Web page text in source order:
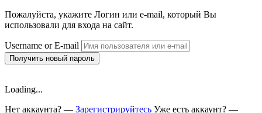
Пожалуйста, укажите Логин или e-mail, который Вы
использовали для входа на сайт.
Username or E-mail
Получить новый пароль
Loading...
Нет аккаунта? — Зарегистрируйтесь Уже есть аккаунт? —